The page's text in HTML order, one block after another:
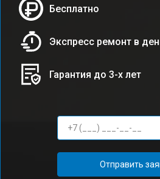
Бесплатно
Экспресс ремонт в
Гарантия до 3-х лет
Отправить